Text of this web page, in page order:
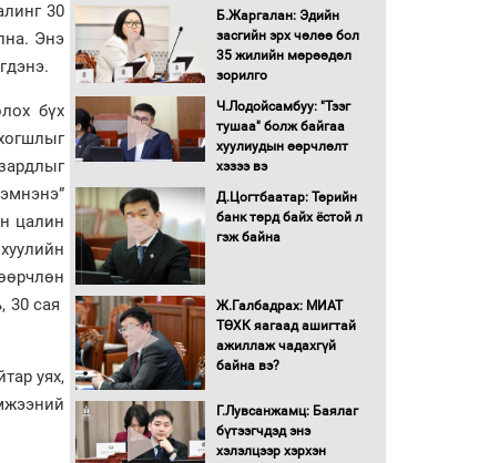
30
Энэ
бүх
цалин
30 сая
уях,
сондгойгоор шатахуун
олгоно
Бага орлоготой
иргэдийн орлогод
татвар ногдуулахгүй
байх эрх зүйн орчныг
бүрдүүллээ
Хөшөө бүтсэн түүхийг
өгүүлэх 7 баримт
ёслол боллоо
“Хар жагсаалт”-ын
чиглэлээр
Монголбанкны
удирдлагад 30 хоногийн
Б.Жаргалан: Эдийн
засгийн эрх чөлөө бол
35 жилийн мөрөөдөл
зорилго
Ч.Лодойсамбуу: "Тээг
тушаа" болж байгаа
хуулиудын өөрчлөлт
хэзээ вэ
Д.Цогтбаатар: Төрийн
банк төрд байх ёстой л
гэж байна
Ж.Галбадрах: МИАТ
ТӨХК яагаад ашигтай
ажиллаж чадахгүй
байна вэ?
Г.Лувсанжамц: Баялаг
бүтээгчдэд энэ
хэлэлцээр хэрхэн